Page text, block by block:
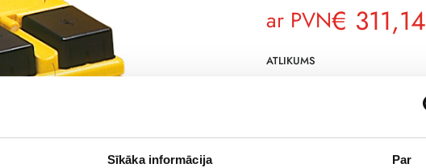
Sīkāka informācija Par
€ 311,14
ar PVN
ATLIKUMS
PIEGĀDES LAIKS, JA PRECE NAV